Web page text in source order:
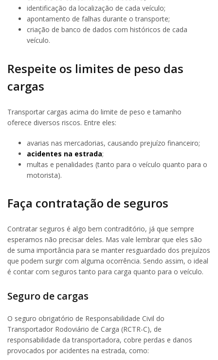
identificação da localização de cada veículo;
apontamento de falhas durante o transporte;
criação de banco de dados com históricos de cada
veículo.
Respeite os limites de peso das
cargas
Transportar cargas acima do limite de peso e tamanho
oferece diversos riscos. Entre eles:
avarias nas mercadorias, causando prejuízo financeiro;
acidentes na estrada;
multas e penalidades (tanto para o veículo quanto para o
motorista).
Faça contratação de seguros
Contratar seguros é algo bem contraditório, já que sempre
esperamos não precisar deles. Mas vale lembrar que eles são
de suma importância para se manter resguardado dos prejuízos
que podem surgir com alguma ocorrência. Sendo assim, o ideal
é contar com seguros tanto para carga quanto para o veículo.
Seguro de cargas
O seguro obrigatório de Responsabilidade Civil do
Transportador Rodoviário de Carga (RCTR-C), de
responsabilidade da transportadora, cobre perdas e danos
provocados por acidentes na estrada, como: